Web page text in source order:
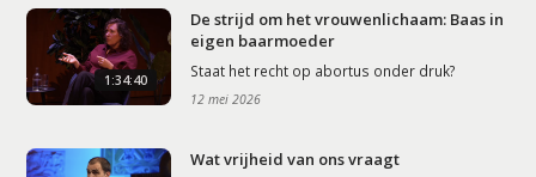
1:34:40
De strijd om het vrouwenlichaam: Baas in
eigen baarmoeder
Staat het recht op abortus onder druk?
12 mei 2026
Wat vrijheid van ons vraagt